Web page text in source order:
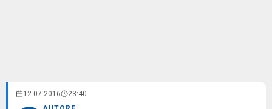
12.07.2016 23:40